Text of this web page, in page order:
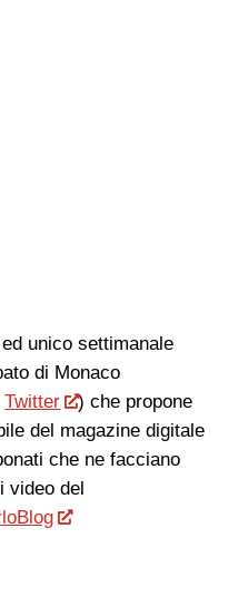
unico settimanale
di Monaco
Twitter
) che propone
del magazine digitale
che ne facciano
video del